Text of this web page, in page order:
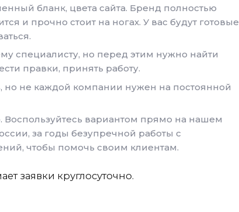
бланк, цвета сайта. Бренд полностью
и прочно стоит на ногах. У вас будут готовые
специалисту, но перед этим нужно найти
правки, принять работу.
но не каждой компании нужен на постоянной
Воспользуйтесь вариантом прямо на нашем
за годы безупречной работы с
чтобы помочь своим клиентам.
заявки круглосуточно.